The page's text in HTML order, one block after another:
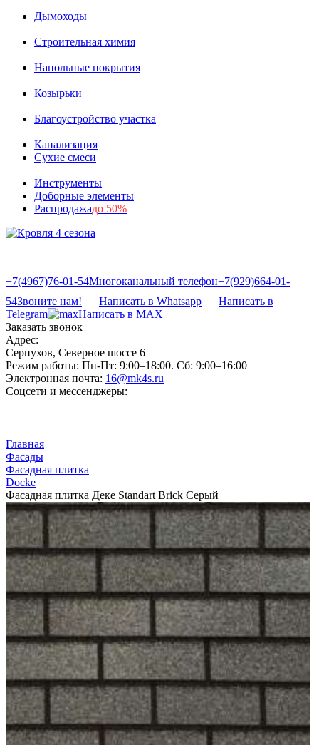
Дымоходы
Строительная химия
Напольные покрытия
Козырьки
Благоустройство участка
Канализация
Сухие смеси
Инструменты
Доборные элементы
Распродажадо 50%
+7(4967)76-01-54Многоканальный телефон+7(929)664-01-
54Звоните нам! Написать в Whatsapp
Написать в
Telegram
Написать в MAX
Заказать звонок
Адрес:
Серпухов, Северное шоссе 6
Режим работы: Пн-Пт: 9:00–18:00. Сб: 9:00–16:00
Электронная почта: 16@mk4s.ru
Соцсети и мессенджеры:
Главная
Фасады
Фасадная плитка
Docke
Фасадная плитка Деке Standart Brick Серый